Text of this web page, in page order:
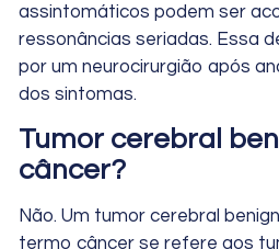
assintomáticos podem ser
ressonâncias seriadas. Essa
por um neurocirurgião após
dos sintomas.
Tumor cerebral
câncer?
Não. Um tumor cerebral
termo câncer se refere aos